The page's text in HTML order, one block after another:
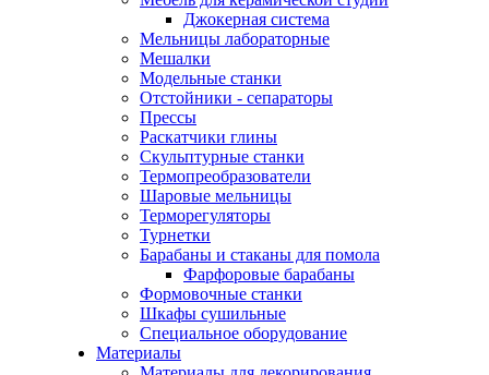
Джокерная система
Мельницы лабораторные
Мешалки
Модельные станки
Отстойники - сепараторы
Прессы
Раскатчики глины
Скульптурные станки
Термопреобразователи
Шаровые мельницы
Терморегуляторы
Турнетки
Барабаны и стаканы для помола
Фарфоровые барабаны
Формовочные станки
Шкафы сушильные
Специальное оборудование
Материалы